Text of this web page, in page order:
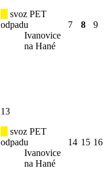
svoz PET
odpadu
Ivanovice
na Hané
7 8 9
13
svoz PET
odpadu
Ivanovice
na Hané
14 15 16